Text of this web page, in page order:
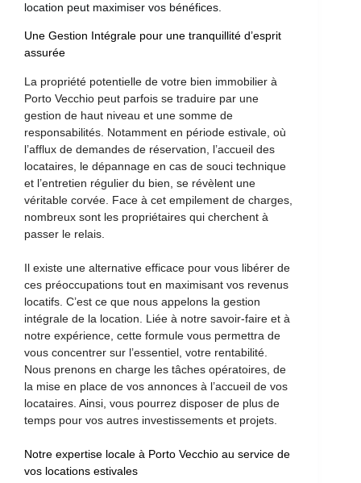
location peut maximiser vos bénéfices.
Une Gestion Intégrale pour une tranquillité d’esprit
assurée
La propriété potentielle de votre bien immobilier à
Porto Vecchio peut parfois se traduire par une
gestion de haut niveau et une somme de
responsabilités. Notamment en période estivale, où
l’afflux de demandes de réservation, l’accueil des
locataires, le dépannage en cas de souci technique
et l’entretien régulier du bien, se révèlent une
véritable corvée. Face à cet empilement de charges,
nombreux sont les propriétaires qui cherchent à
passer le relais.
Il existe une alternative efficace pour vous libérer de
ces préoccupations tout en maximisant vos revenus
locatifs. C’est ce que nous appelons la gestion
intégrale de la location. Liée à notre savoir-faire et à
notre expérience, cette formule vous permettra de
vous concentrer sur l’essentiel, votre rentabilité.
Nous prenons en charge les tâches opératoires, de
la mise en place de vos annonces à l’accueil de vos
locataires. Ainsi, vous pourrez disposer de plus de
temps pour vos autres investissements et projets.
Notre expertise locale à Porto Vecchio au service de
vos locations estivales